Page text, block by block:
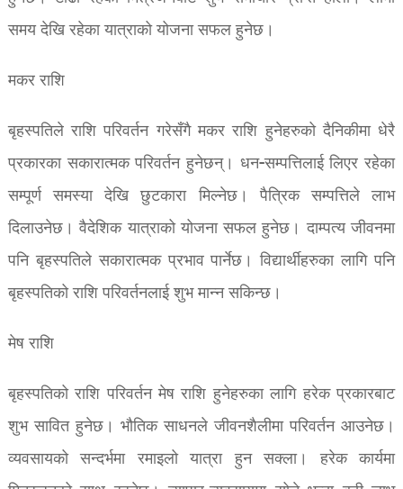
समय देखि रहेका यात्राको योजना सफल हुनेछ।
मकर राशि
बृहस्पतिले राशि परिवर्तन गरेसँगै मकर राशि हुनेहरुको दैनिकीमा धेरै
प्रकारका सकारात्मक परिवर्तन हुनेछन्। धन-सम्पत्तिलाई लिएर रहेका
सम्पूर्ण समस्या देखि छुटकारा मिल्नेछ। पैत्रिक सम्पत्तिले लाभ
दिलाउनेछ। वैदेशिक यात्राको योजना सफल हुनेछ। दाम्पत्य जीवनमा
पनि बृहस्पतिले सकारात्मक प्रभाव पार्नेछ। विद्यार्थीहरुका लागि पनि
बृहस्पतिको राशि परिवर्तनलाई शुभ मान्न सकिन्छ।
मेष राशि
बृहस्पतिको राशि परिवर्तन मेष राशि हुनेहरुका लागि हरेक प्रकारबाट
शुभ सावित हुनेछ। भौतिक साधनले जीवनशैलीमा परिवर्तन आउनेछ।
व्यवसायको सन्दर्भमा रमाइलो यात्रा हुन सक्ला। हरेक कार्यमा